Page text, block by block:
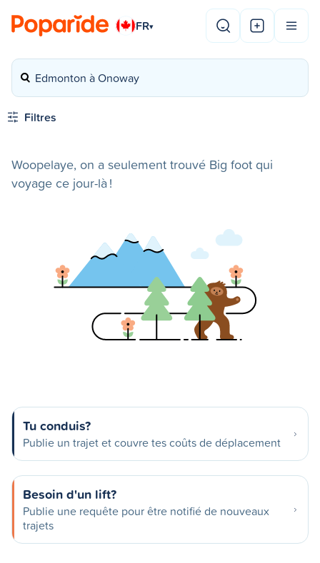
FR▾
Edmonton à Onoway
Filtres
Woopelaye, on a seulement trouvé Big foot qui
voyage ce jour-là !
Tu conduis?
Publie un trajet et couvre tes coûts de déplacement
Besoin d'un lift?
Publie une requête pour être notifié de nouveaux
trajets